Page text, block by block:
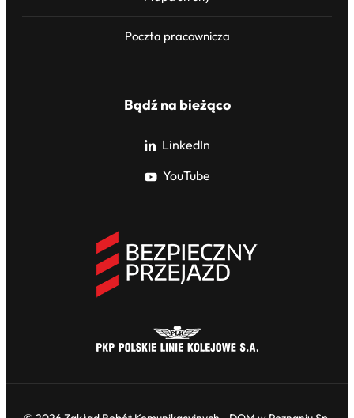
Poczta pracownicza
Bądź na bieżąco
LinkedIn
YouTube